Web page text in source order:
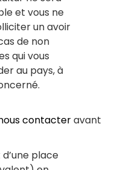
et vous ne
un avoir
de non
qui vous
au pays, à
contacteravant
place